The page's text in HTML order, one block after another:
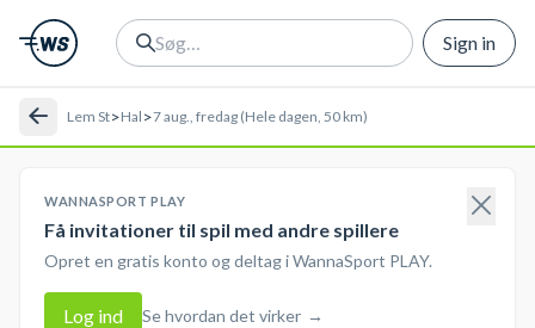
Sign in
Lem St>Hal >7 aug., fredag (Hele dagen, 50 km)
WANNASPORT PLAY
Få invitationer til spil med andre spillere
Opret en gratis konto og deltag i WannaSport PLAY.
Log ind Se hvordan det virker →